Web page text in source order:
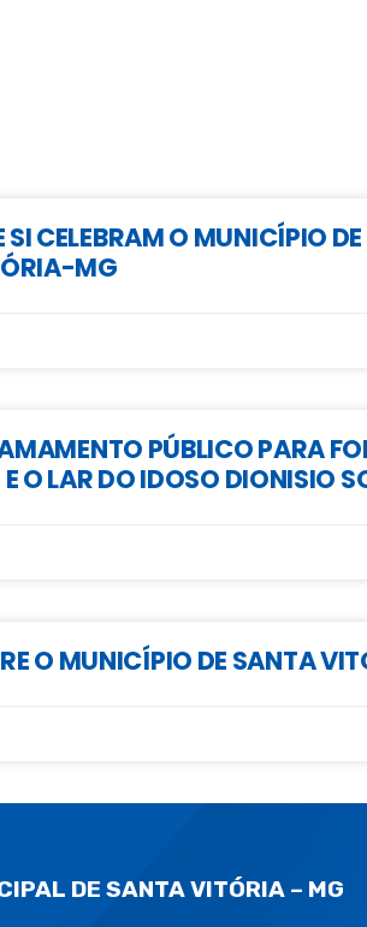
CELEBRAM O MUNICÍPIO
MG
PÚBLICO PARA
O LAR DO IDOSO DIONISIO
O MUNICÍPIO DE SANTA
DE SANTA VITÓRIA – MG